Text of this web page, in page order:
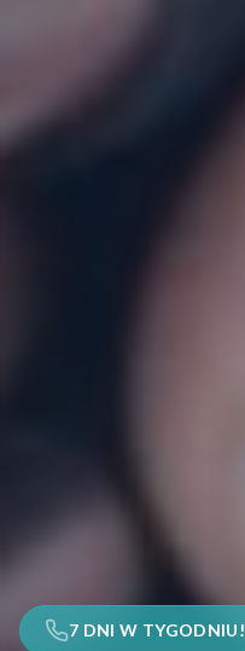
7 DNI W TYGODNIU!